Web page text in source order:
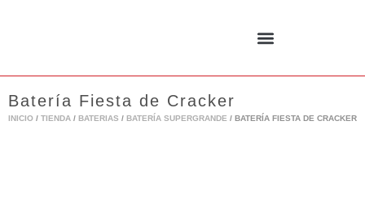
Batería Fiesta de Cracker
INICIO / TIENDA / BATERIAS / BATERÍA SUPERGRANDE / BATERÍA FIESTA DE CRACKER